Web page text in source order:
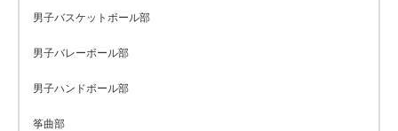
男子バスケットボール部
男子バレーボール部
男子ハンドボール部
筝曲部